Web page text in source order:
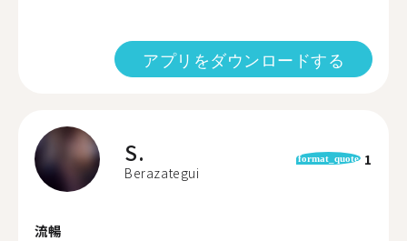
アプリをダウンロードする
S.
Berazategui
format_quote 1
流暢